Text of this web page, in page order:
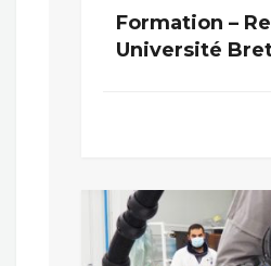
Formation –
Université